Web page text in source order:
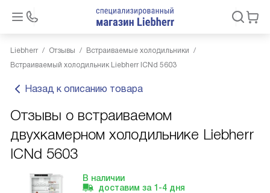
Liebherr Отзывы
Встраиваемые холодильники
Встраиваемый холодильник Liebherr ICNd 5603
Назад к описанию товара
Отзывы о встраиваемом
двухкамерном холодильнике Liebherr
ICNd 5603
В наличии
доставим за 1-4 дня